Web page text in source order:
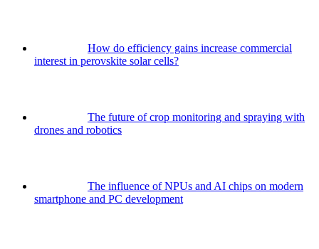
How do efficiency gains increase commercial
interest in perovskite solar cells?
The future of crop monitoring and spraying with
drones and robotics
The influence of NPUs and AI chips on modern
smartphone and PC development